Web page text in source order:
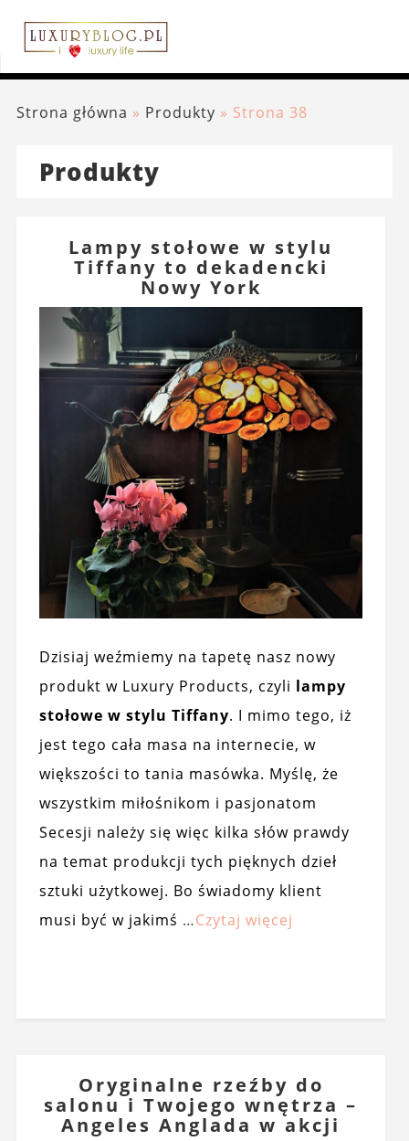
Strona główna » Produkty » Strona 38
Produkty
Lampy stołowe w stylu
Tiffany to dekadencki
Nowy York
Dzisiaj weźmiemy na tapetę nasz nowy
produkt w Luxury Products, czyli lampy
stołowe w stylu Tiffany. I mimo tego, iż
jest tego cała masa na internecie, w
większości to tania masówka. Myślę, że
wszystkim miłośnikom i pasjonatom
Secesji należy się więc kilka słów prawdy
na temat produkcji tych pięknych dzieł
sztuki użytkowej. Bo świadomy klient
musi być w jakimś …Czytaj więcej
Oryginalne rzeźby do
salonu i Twojego wnętrza –
Angeles Anglada w akcji